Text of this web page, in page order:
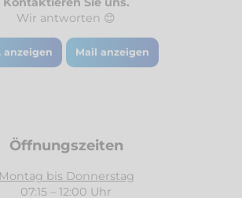
Wir antworten 😊
anzeigen Mail anzeigen
Öffnungszeiten
Montag bis Donnerstag
07:15 – 12:00 Uhr